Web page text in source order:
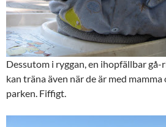
Dessutom i ryggan, en ihopfällbar gå-
kan träna även när de är med
parken. Fiffigt.